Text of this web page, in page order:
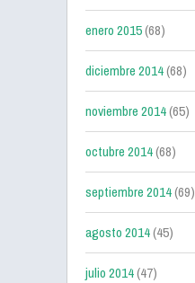
enero 2015(68)
diciembre 2014(68)
noviembre 2014(65)
octubre 2014(68)
septiembre 2014(69)
agosto 2014(45)
julio 2014(47)